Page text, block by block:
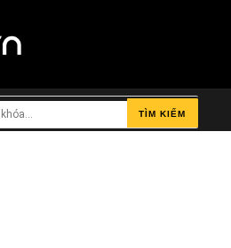
TÌM KIẾM